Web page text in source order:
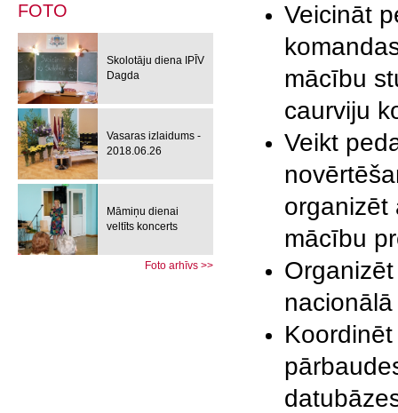
FOTO
Skolotāju diena IPĪV
Dagda
Vasaras izlaidums -
2018.06.26
Māmiņu dienai
veltīts koncerts
Foto arhīvs >>
Veicināt
mācību
caurviju
Veikt
organizēt
mācību